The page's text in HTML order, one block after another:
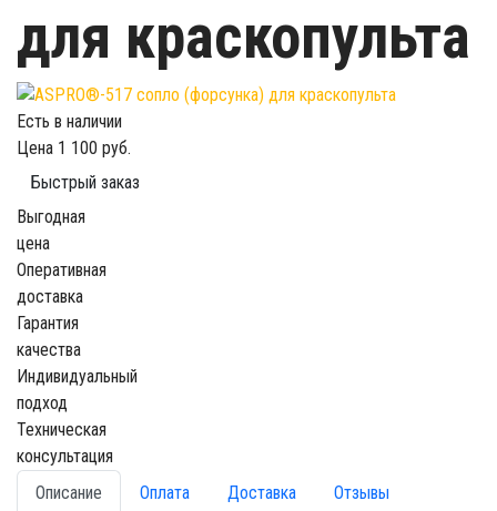
для краскопульта
Есть в наличии
Цена 1 100 руб.
Быстрый заказ
Выгодная
цена
Оперативная
доставка
Гарантия
качества
Индивидуальный
подход
Техническая
консультация
Описание
Оплата Доставка Отзывы